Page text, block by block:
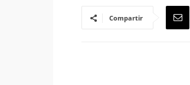
Compartir